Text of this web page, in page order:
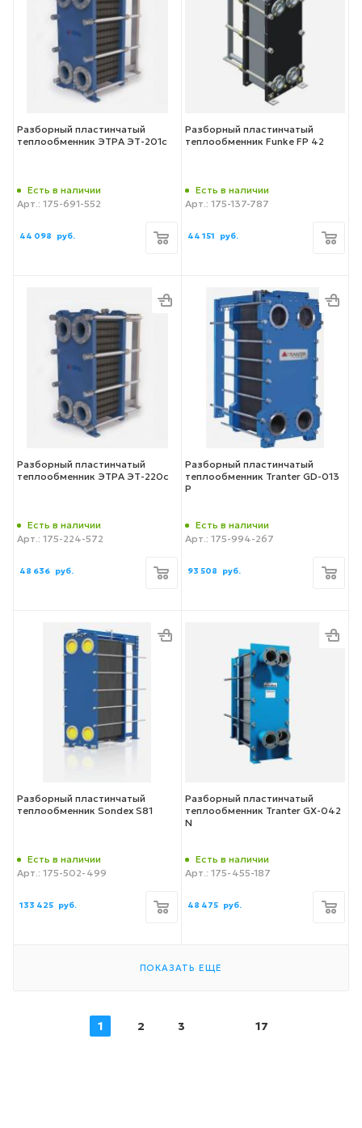
Разборный пластинчатый
теплообменник ЭТРА ЭТ-201с
Есть в наличии
Арт.: 175-691-552
44 098 руб.
Разборный пластинчатый
теплообменник Funke FP 42
Есть в наличии
Арт.: 175-137-787
44 151 руб.
Разборный пластинчатый
теплообменник ЭТРА ЭТ-220с
Есть в наличии
Арт.: 175-224-572
48 636 руб.
Разборный пластинчатый
теплообменник Tranter GD-013
P
Есть в наличии
Арт.: 175-994-267
93 508 руб.
Разборный пластинчатый
теплообменник Sondex S81
Есть в наличии
Арт.: 175-502-499
133 425 руб.
Разборный пластинчатый
теплообменник Tranter GX-042
N
Есть в наличии
Арт.: 175-455-187
48 475 руб.
ПОКАЗАТЬ ЕЩЕ
1 2 3 17